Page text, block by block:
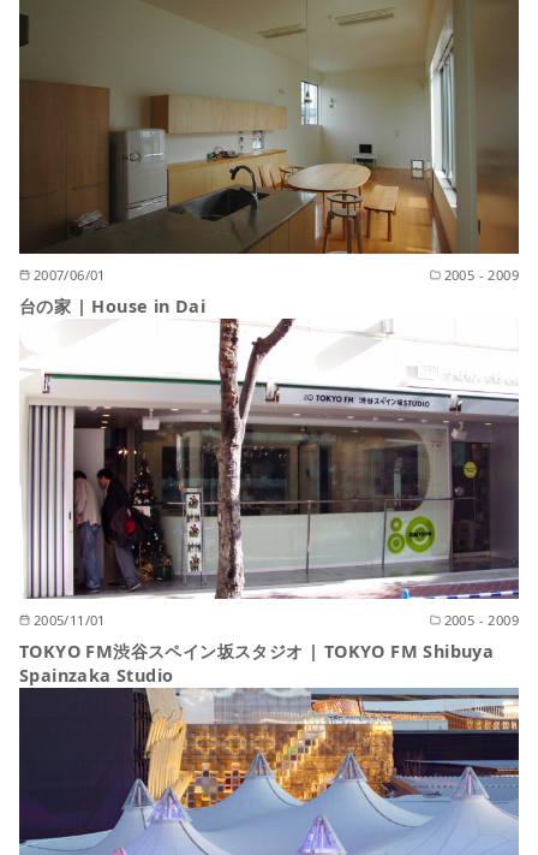
2007/06/01 2005 - 2009
台の家 | House in Dai
2005/11/01 2005 - 2009
TOKYO FM渋谷スペイン坂スタジオ | TOKYO FM Shibuya
Spainzaka Studio